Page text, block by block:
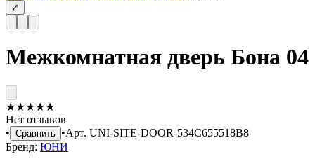
⤢
Межкомнатная дверь Бона 04
★★★★★
Нет отзывов
• Сравнить •Арт. UNI-SITE-DOOR-534C655518B8
Бренд: ЮНИ